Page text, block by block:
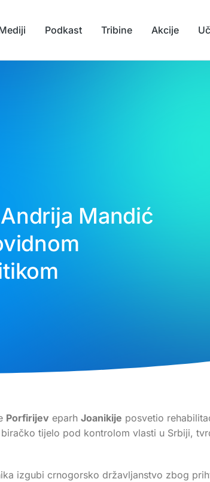
Podkast Tribine Akcije
Mandić
Porfirijev eparh Joanikije posvetio
tijelo pod kontrolom vlasti u Srbiji,
izgubi crnogorsko državljanstvo zbog